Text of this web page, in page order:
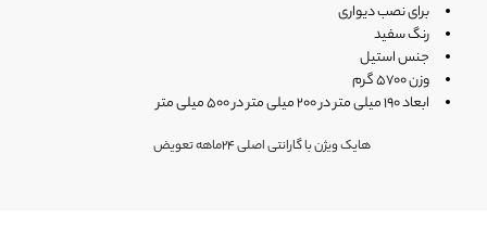
برای نصب دیواری
رنگ سفید
جنس استیل
وزن ۵۷۰۰ گرم
ابعاد ۱۹۰ میلی متر در ۲۰۰ میلی متر در ۵۰۰ میلی متر
هایک ویژن با گارانتی اصلی ۲۴ماهه تعویض